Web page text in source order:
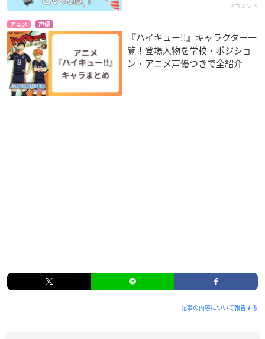
2コメント
アニメ 声優
『ハイキュー!!』キャラクター一
覧！登場人物を学校・ポジショ
ン・アニメ声優つきで全紹介
記事の内容について報告する